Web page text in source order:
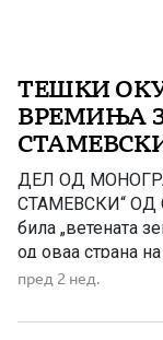
ТЕШКИ
ВРЕМИЊА
ДЕЛ ОД
СТАМЕВСКИ“ ОД
била „ветената
од оваа страна
богат и по многу
на доселување
пред 2 нед.